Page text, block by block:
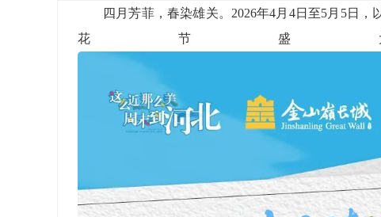
四月芳菲，春染雄关。 2026年4月4日至5月5日
花节盛